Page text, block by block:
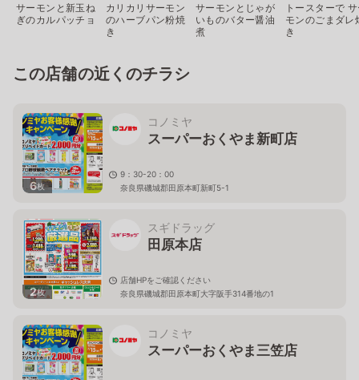
サーモンと新玉ね
ぎのカルパッチョ
カリカリサーモン
のハーブパン粉焼
き
サーモンとじゃが
いものバター醤油
煮
トースターで
モンのごまダレ
き
この店舗の近くのチラシ
6枚
コノミヤ
スーパーおくやま新町店
9：30-20：00
奈良県磯城郡田原本町新町5-1
2枚
スギドラッグ
田原本店
店舗HPをご確認ください
奈良県磯城郡田原本町大字阪手314番地の1
コノミヤ
スーパーおくやま三笠店